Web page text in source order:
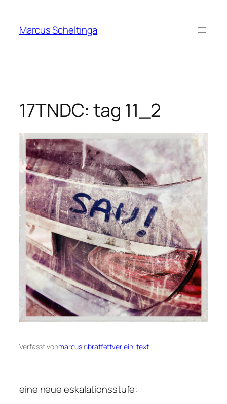
springen
Marcus Scheltinga
17TNDC: tag 11_2
Verfasst vonmarcusinbratfettverleih, text
eine neue eskalationsstufe: